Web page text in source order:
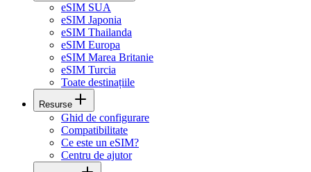
eSIM SUA
eSIM Japonia
eSIM Thailanda
eSIM Europa
eSIM Marea Britanie
eSIM Turcia
Toate destinațiile
Resurse
Ghid de configurare
Compatibilitate
Ce este un eSIM?
Centru de ajutor